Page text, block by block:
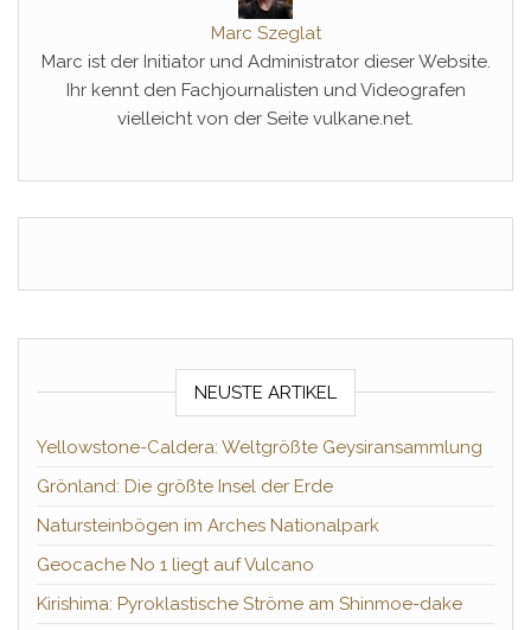
Marc Szeglat
Marc ist der Initiator und Administrator dieser Website.
Ihr kennt den Fachjournalisten und Videografen
vielleicht von der Seite vulkane.net.
NEUSTE ARTIKEL
Yellowstone-Caldera: Weltgrößte Geysiransammlung
Grönland: Die größte Insel der Erde
Natursteinbögen im Arches Nationalpark
Geocache No 1 liegt auf Vulcano
Kirishima: Pyroklastische Ströme am Shinmoe-dake